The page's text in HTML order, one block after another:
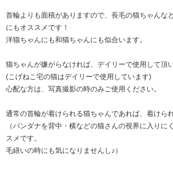
首輪よりも面積がありますので、長毛の猫ちゃんな
にもオススメです！
洋猫ちゃんにも和猫ちゃんにも似合います。
猫ちゃんが嫌がらなければ、デイリーで使用して頂
(こげねこ宅の猫はデイリーで使用しています)
心配な方は、写真撮影の時のみご使用ください。
通常の首輪が着けられる猫ちゃんであれば、着けら
（バンダナを背中・横などの猫さんの視界に入りに
スメです。
毛繕いの時にも気になりませんし♪）